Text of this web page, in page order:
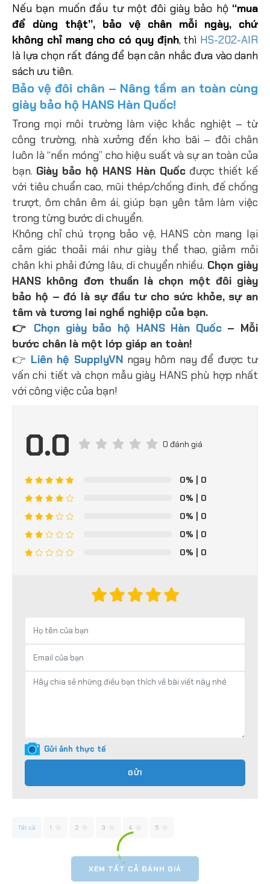
Nếu bạn muốn đầu tư một đôi giày bảo hộ “mua
để dùng thật”, bảo vệ chân mỗi ngày, chứ
không chỉ mang cho có quy định, thì HS-202-AIR
là lựa chọn rất đáng để bạn cân nhắc đưa vào danh
sách ưu tiên.
Bảo vệ đôi chân – Nâng tầm an toàn cùng
giày bảo hộ HANS Hàn Quốc!
Trong mọi môi trường làm việc khắc nghiệt – từ
công trường, nhà xưởng đến kho bãi – đôi chân
luôn là “nền móng” cho hiệu suất và sự an toàn của
bạn. Giày bảo hộ HANS Hàn Quốcđược thiết kế
với tiêu chuẩn cao, mũi thép/chống đinh, đế chống
trượt, ôm chân êm ái, giúp bạn yên tâm làm việc
trong từng bước di chuyển.
Không chỉ chú trọng bảo vệ, HANS còn mang lại
cảm giác thoải mái như giày thể thao, giảm mỏi
chân khi phải đứng lâu, di chuyển nhiều. Chọn giày
HANS không đơn thuần là chọn một đôi giày
bảo hộ – đó là sự đầu tư cho sức khỏe, sự an
tâm và tương lai nghề nghiệp của bạn.
👉 Chọn giày bảo hộ HANS Hàn Quốc– Mỗi
bước chân là một lớp giáp an toàn!
👉 Liên hệ SupplyVN ngay hôm nay để được tư
vấn chi tiết và chọn mẫu giày HANS phù hợp nhất
với công việc của bạn!
0.0 0 đánh giá
0% | 0
0% | 0
0% | 0
0% | 0
0% | 0
Gửi ảnh thực tế
GỬI
Tất cả 1 2 3 4 5
XEM TẤT CẢ ĐÁNH GIÁ